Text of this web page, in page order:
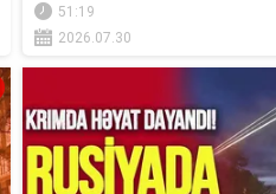
51:19
2026.07.30